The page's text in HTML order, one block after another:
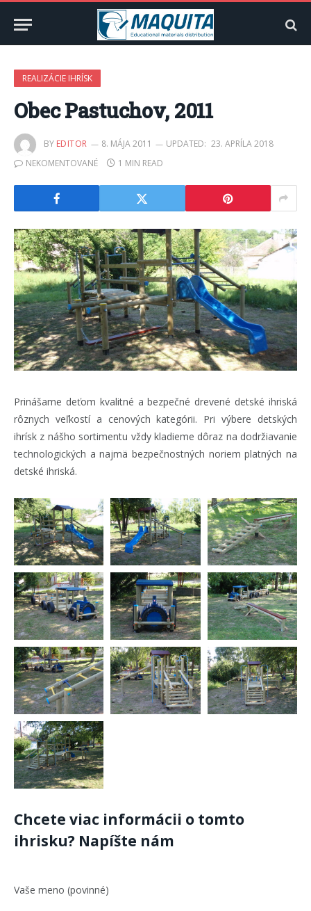
REALIZÁCIE IHRÍSK
Obec Pastuchov, 2011
BY EDITOR 8. MÁJA 2011 UPDATED: 23. APRÍLA 2018
NEKOMENTOVANÉ
1 MIN READ
Prinášame deťom kvalitné a bezpečné drevené detské ihriská
rôznych veľkostí a cenových kategórii. Pri výbere detských
ihrísk z nášho sortimentu vždy kladieme dôraz na dodržiavanie
technologických a najmä bezpečnostných noriem platných na
detské ihriská.
Chcete viac informácii o tomto
ihrisku? Napíšte nám
Vaše meno (povinné)